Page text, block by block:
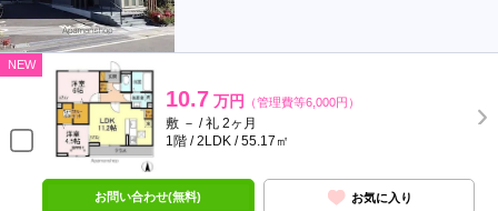
NEW
10.7 万円 （管理費等6,000円）
敷 － / 礼 2ヶ月
1階 / 2LDK / 55.17㎡
お問い合わせ(無料) お気に入り